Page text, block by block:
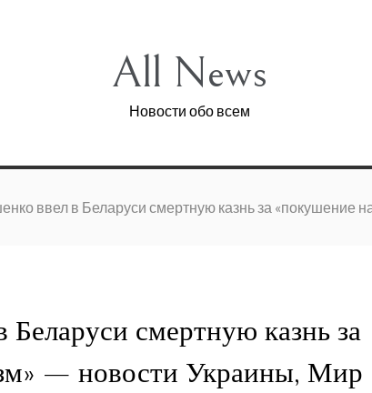
All News
Новости обо всем
ввел в Беларуси смертную казнь за «покушение
смертную казнь за
— новости Украины, Мир